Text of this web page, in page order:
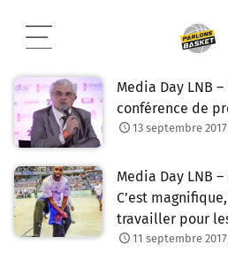
contenu
Media Day LNB
conférence de
13 septembre 2017
Media Day LNB
C’est
travailler pour
11 septembre